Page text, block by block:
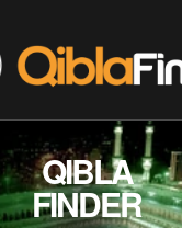
QIBLA
FINDER